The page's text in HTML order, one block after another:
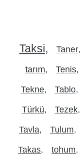
Taksi Taner
tarım Tenis
Tekne Tablo
Türkü Tezek
Tavla Tulum
Takas tohum